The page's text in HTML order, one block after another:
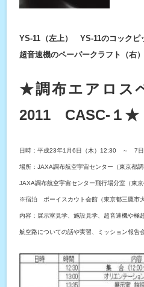
YS-11（左上） YS-11のコック
超音速機のペーパークラフト（右）
★調布エアロス
2011 CASC-１★
日時：平成23年1月6日（木）12:30 ～ 7日
場所：JAXA調布航空宇宙センター（東京都
JAXA調布航空宇宙センター飛行場分室（東京
※宿泊 ボーイスカウト会館（東京都三鷹市
内容：展示室見学、施設見学、超音速機や極
航空路についての話や実習、ミッション報告